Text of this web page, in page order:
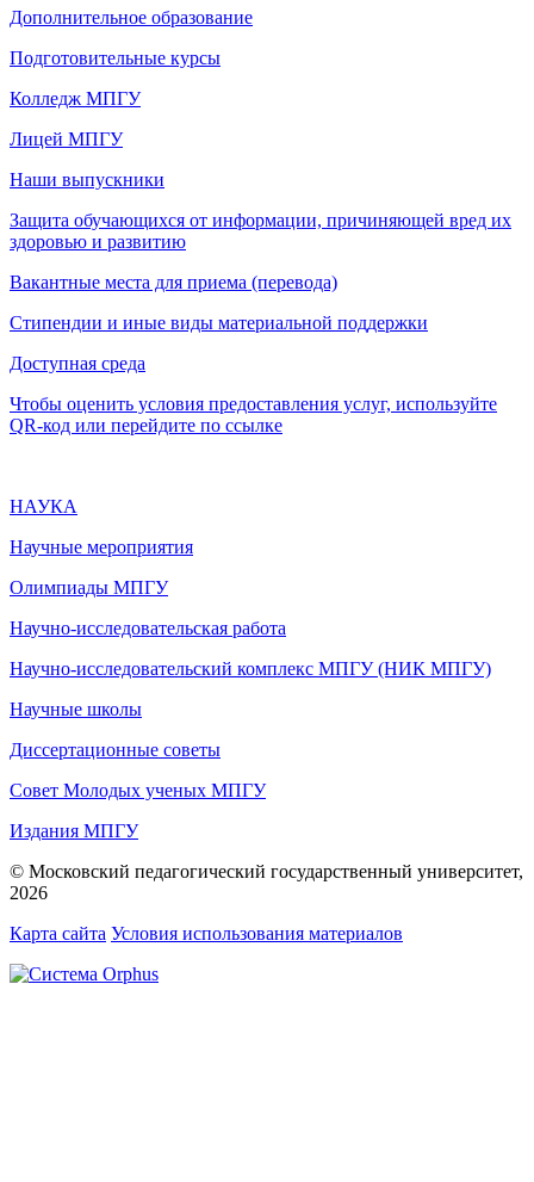
Дополнительное образование
Подготовительные курсы
Колледж МПГУ
Лицей МПГУ
Наши выпускники
Защита обучающихся от информации, причиняющей вред их
здоровью и развитию
Вакантные места для приема (перевода)
Стипендии и иные виды материальной поддержки
Доступная среда
Чтобы оценить условия предоставления услуг, используйте
QR-код или перейдите по ссылке
НАУКА
Научные мероприятия
Олимпиады МПГУ
Научно-исследовательская работа
Научно-исследовательский комплекс МПГУ (НИК МПГУ)
Научные школы
Диссертационные советы
Совет Молодых ученых МПГУ
Издания МПГУ
© Московский педагогический государственный университет,
2026
Карта сайта Условия использования материалов